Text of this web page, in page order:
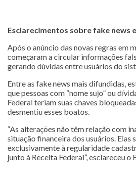
Esclarecimentos sobre fake news
Após o anúncio das novas regras em
começaram a circular informações
gerando dúvidas entre usuários do
Entre as fake news mais difundidas,
que pessoas com “nome sujo” ou
Federal teriam suas chaves
desmentiu esses boatos.
“As alterações não têm relação com
situação financeira dos usuários. Elas
exclusivamente à regularidade
junto à Receita Federal”, esclareceu o